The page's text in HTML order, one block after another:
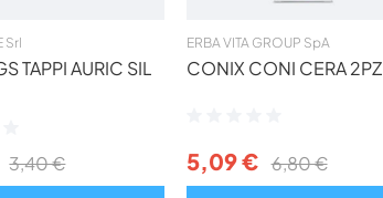
Srl
TAPPI AURIC SIL
3,40 €
ERBA VITA GROUP SpA
CONIX CONI CERA 2PZ
5,09 € 6,80 €